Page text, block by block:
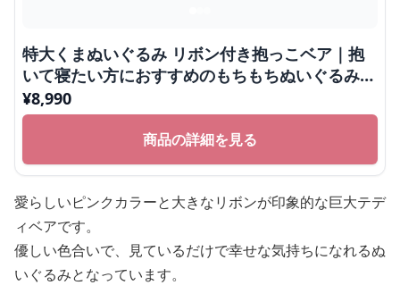
特大くまぬいぐるみ リボン付き抱っこベア｜抱
いて寝たい方におすすめのもちもちぬいぐるみギ
フト
¥8,990
商品の詳細を見る
愛らしいピンクカラーと大きなリボンが印象的な巨大テデ
ィベアです。
優しい色合いで、見ているだけで幸せな気持ちになれるぬ
いぐるみとなっています。